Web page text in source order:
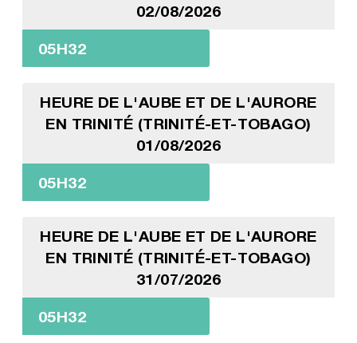
02/08/2026
05H32
HEURE DE L'AUBE ET DE L'AURORE
EN TRINITÉ (TRINITÉ-ET-TOBAGO)
01/08/2026
05H32
HEURE DE L'AUBE ET DE L'AURORE
EN TRINITÉ (TRINITÉ-ET-TOBAGO)
31/07/2026
05H32